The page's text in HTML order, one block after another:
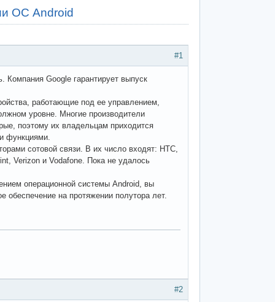
ОС Android
#1
Компания Google гарантирует выпуск
работающие под ее управлением,
уровне. Многие производители
поэтому их владельцам приходится
функциями.
сотовой связи. В их число входят: HTC,
Verizon и Vodafone. Пока не удалось
операционной системы Android, вы
обеспечение на протяжении полутора лет.
#2